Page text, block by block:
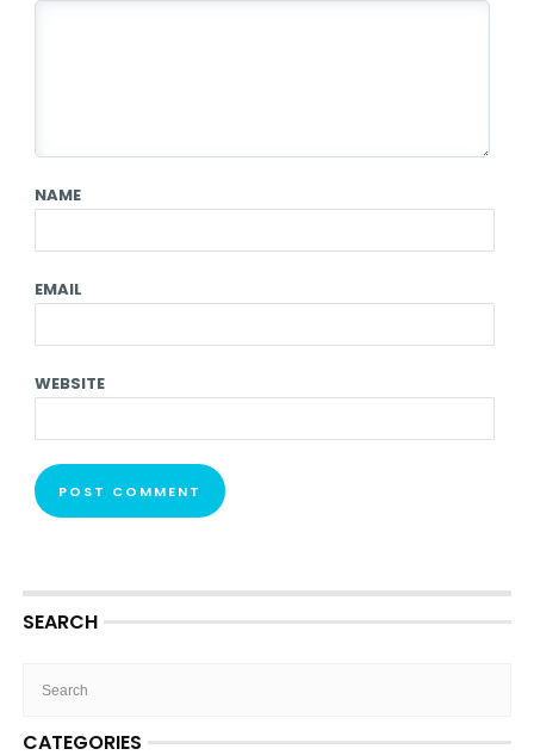
NAME
EMAIL
WEBSITE
SEARCH
CATEGORIES